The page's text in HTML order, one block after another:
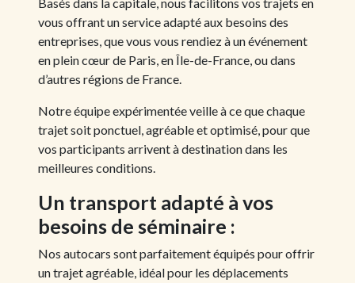
vous offrant un service adapté aux besoins des
entreprises, que vous vous rendiez à un événement
en plein cœur de Paris, en Île-de-France, ou dans
d’autres régions de France.
Notre équipe expérimentée veille à ce que chaque
trajet soit ponctuel, agréable et optimisé, pour que
vos participants arrivent à destination dans les
meilleures conditions.
Un transport adapté à vos
besoins de séminaire :
Nos autocars sont parfaitement équipés pour offrir
un trajet agréable, idéal pour les déplacements